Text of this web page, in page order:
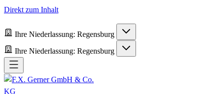
Direkt zum Inhalt
Ihre Niederlassung: Regensburg
Ihre Niederlassung: Regensburg